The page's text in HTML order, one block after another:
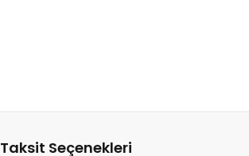
Taksit Seçenekleri